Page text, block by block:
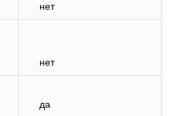
нет
нет
да